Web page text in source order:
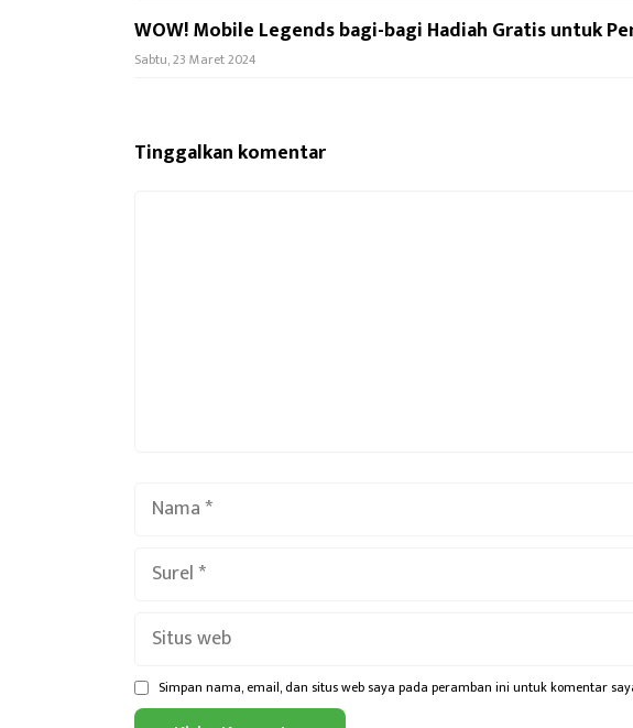
WOW! Mobile Legends bagi-bagi Hadiah Gratis untuk
Sabtu, 23 Maret 2024
Tinggalkan komentar
web
Simpan nama, email, dan situs web saya pada peramban ini untuk komentar